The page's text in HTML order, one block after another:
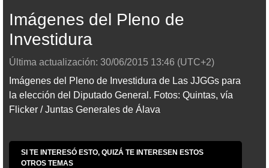
Imágenes del Pleno de
Investidura
Última actualización: 30/06/2015 13:46 (UTC+2)
Imágenes del Pleno de Investidura de Las JJGGs para
la elección del Diputado General. Fotos: Quintas, vía
Flicker / Juntas Generales de Álava
SI TE INTERESÓ ESTO, QUIZÁ TE INTERESEN ESTOS
OTROS TEMAS